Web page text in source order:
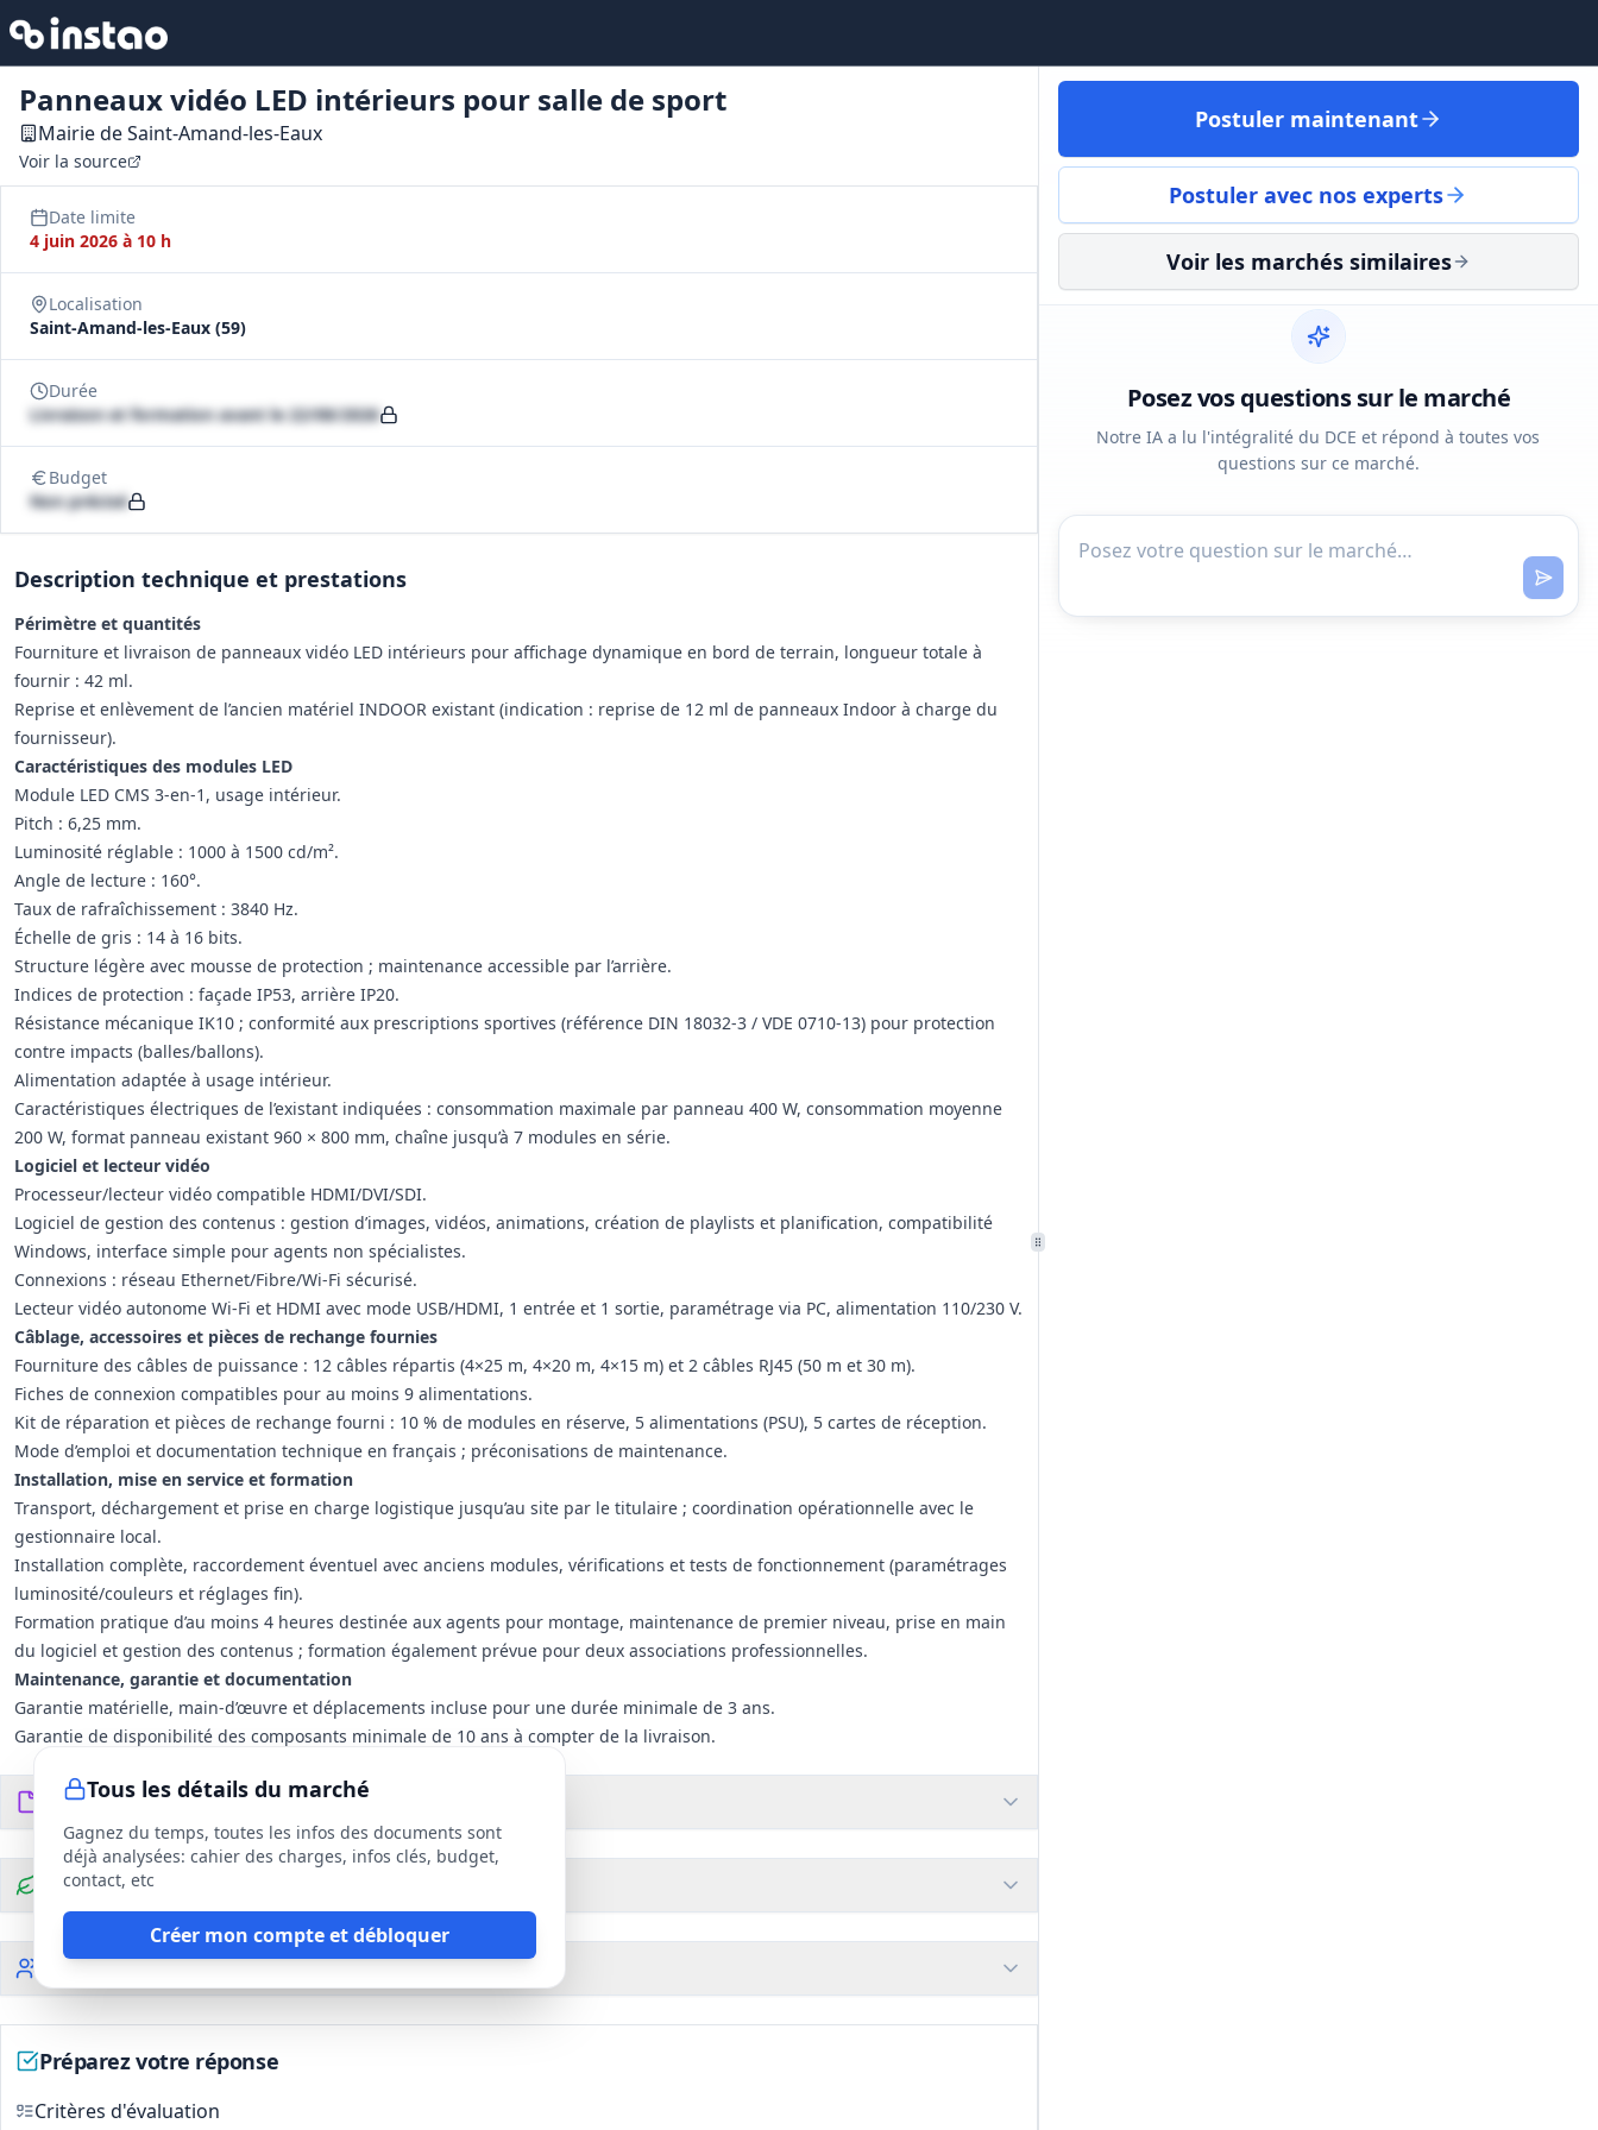
Panneaux vidéo LED intérieurs pour salle de sport
Mairie de Saint-Amand-les-Eaux
Voir la source
Date limite
4 juin 2026 à 10 h
Localisation
Saint-Amand-les-Eaux (59)
Durée
Livraison et formation avant le 22/08/2026
Budget
Non précisé
Description technique et prestations
Périmètre et quantités
Fourniture et livraison de panneaux vidéo LED intérieurs pour affichage dynamique en bord de terrain, longueur totale à
fournir : 42 ml.
Reprise et enlèvement de l’ancien matériel INDOOR existant (indication : reprise de 12 ml de panneaux Indoor à charge du
fournisseur).
Caractéristiques des modules LED
Module LED CMS 3-en-1, usage intérieur.
Pitch : 6,25 mm.
Luminosité réglable : 1000 à 1500 cd/m².
Angle de lecture : 160°.
Taux de rafraîchissement : 3840 Hz.
Échelle de gris : 14 à 16 bits.
Structure légère avec mousse de protection ; maintenance accessible par l’arrière.
Indices de protection : façade IP53, arrière IP20.
Résistance mécanique IK10 ; conformité aux prescriptions sportives (référence DIN 18032-3 / VDE 0710-13) pour protection
contre impacts (balles/ballons).
Alimentation adaptée à usage intérieur.
Caractéristiques électriques de l’existant indiquées : consommation maximale par panneau 400 W, consommation moyenne
200 W, format panneau existant 960 × 800 mm, chaîne jusqu’à 7 modules en série.
Logiciel et lecteur vidéo
Processeur/lecteur vidéo compatible HDMI/DVI/SDI.
Logiciel de gestion des contenus : gestion d’images, vidéos, animations, création de playlists et planification, compatibilité
Windows, interface simple pour agents non spécialistes.
Connexions : réseau Ethernet/Fibre/Wi‑Fi sécurisé.
Lecteur vidéo autonome Wi‑Fi et HDMI avec mode USB/HDMI, 1 entrée et 1 sortie, paramétrage via PC, alimentation 110/230 V.
Câblage, accessoires et pièces de rechange fournies
Fourniture des câbles de puissance : 12 câbles répartis (4×25 m, 4×20 m, 4×15 m) et 2 câbles RJ45 (50 m et 30 m).
Fiches de connexion compatibles pour au moins 9 alimentations.
Kit de réparation et pièces de rechange fourni : 10 % de modules en réserve, 5 alimentations (PSU), 5 cartes de réception.
Mode d’emploi et documentation technique en français ; préconisations de maintenance.
Installation, mise en service et formation
Transport, déchargement et prise en charge logistique jusqu’au site par le titulaire ; coordination opérationnelle avec le
gestionnaire local.
Installation complète, raccordement éventuel avec anciens modules, vérifications et tests de fonctionnement (paramétrages
luminosité/couleurs et réglages fin).
Formation pratique d’au moins 4 heures destinée aux agents pour montage, maintenance de premier niveau, prise en main
du logiciel et gestion des contenus ; formation également prévue pour deux associations professionnelles.
Maintenance, garantie et documentation
Garantie matérielle, main-d’œuvre et déplacements incluse pour une durée minimale de 3 ans.
Garantie de disponibilité des composants minimale de 10 ans à compter de la livraison.
Documentation complète (matériel et logiciel) et modalités de mise en fonctionnement fournies en français.
Exigences contractuelles opérationnelles
Reprise et conditionnement des anciens panneaux à la charge du titulaire.
Fourniture des documents administratifs et respect des prescriptions en matière de sécurité, santé et développement
durable.
Tous les détails du marché
Gagnez du temps, toutes les infos des documents sont
déjà analysées: cahier des charges, infos clés, budget,
contact, etc
Créer mon compte et débloquer
Documents du DCE 6fichiers
Clauses environnementales
Clauses sociales
Préparez votre réponse
Critères d'évaluation
Postuler maintenant
Postuler avec nos experts
Voir les marchés similaires
Posez vos questions sur le marché
Notre IA a lu l'intégralité du DCE et répond à toutes vos
questions sur ce marché.